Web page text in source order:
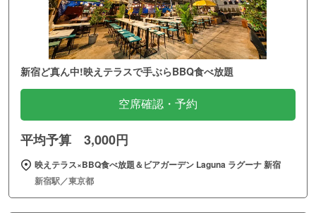
新宿ど真ん中!映えテラスで手ぶらBBQ食べ放題
空席確認・予約
平均予算 3,000円
映えテラス×BBQ食べ放題＆ビアガーデン Laguna ラグーナ 新宿
新宿駅／東京都